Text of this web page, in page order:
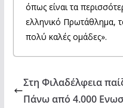
όπως είναι τα
ελληνικό Πρωτάθλημα,
πολύ καλές ομάδες».
Στη Φιλαδέλφεια
Πάνω από 4.000